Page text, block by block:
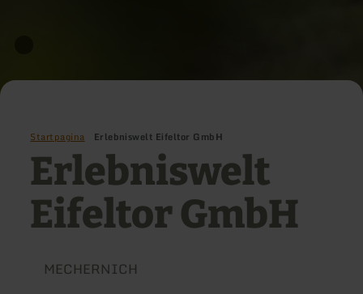
Startpagina Erlebniswelt Eifeltor GmbH
Erlebniswelt
Eifeltor GmbH
MECHERNICH